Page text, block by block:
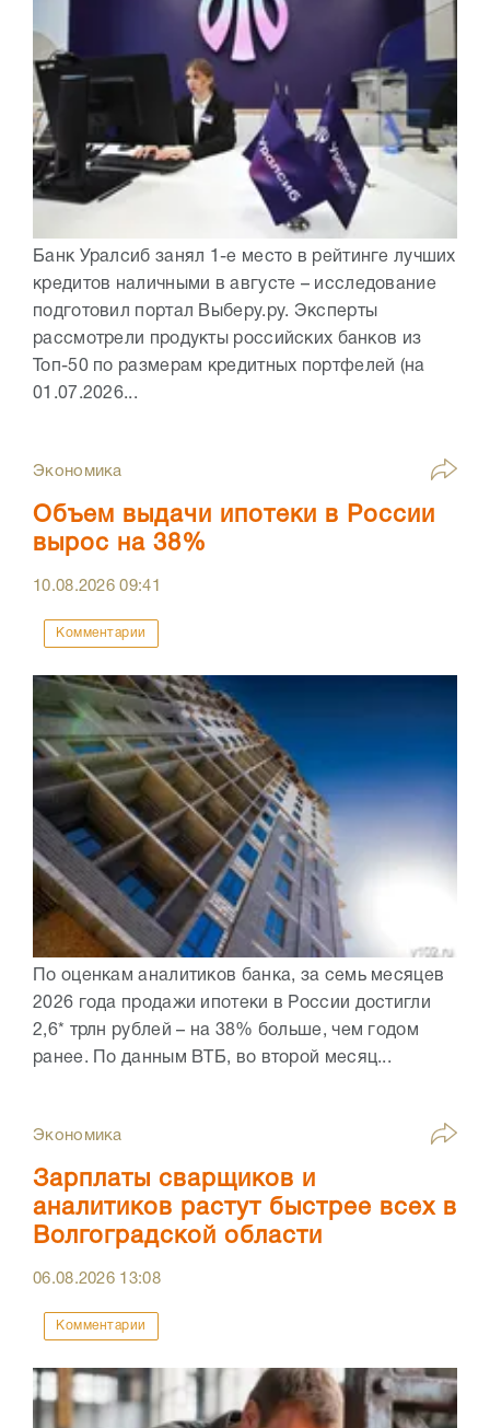
Банк Уралсиб занял 1-е место в рейтинге лучших
кредитов наличными в августе – исследование
подготовил портал Выберу.ру. Эксперты
рассмотрели продукты российских банков из
Топ-50 по размерам кредитных портфелей (на
01.07.2026...
Экономика
Объем выдачи ипотеки в России
вырос на 38%
10.08.202609:41
Комментарии
По оценкам аналитиков банка, за семь месяцев
2026 года продажи ипотеки в России достигли
2,6* трлн рублей – на 38% больше, чем годом
ранее. По данным ВТБ, во второй месяц...
Экономика
Зарплаты сварщиков и
аналитиков растут быстрее всех в
Волгоградской области
06.08.2026 13:08
Комментарии